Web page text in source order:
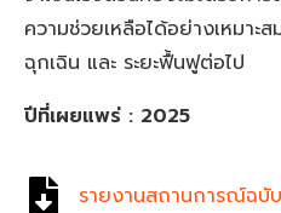
ความช่วยเหลือได้อย่างเหมาะส
ฉุกเฉิน และ ระยะฟื้นฟูต่อไป
ปีที่เผยแพร่ : 2025
รายงานสถานการณ์ฉบั